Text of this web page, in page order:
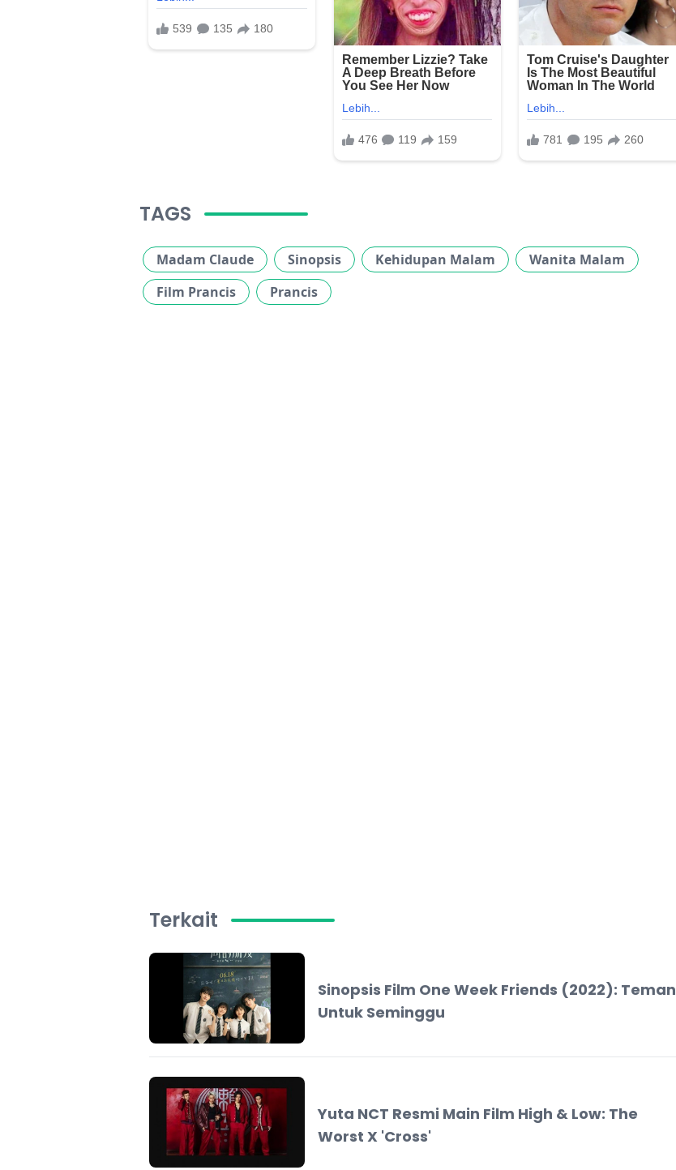
TAGS
Madam Claude Sinopsis Kehidupan Malam
Wanita Malam
Film Prancis
Prancis
Terkait
Sinopsis Film One Week Friends (2022): Teman
Untuk Seminggu
Yuta NCT Resmi Main Film High & Low: The
Worst X 'Cross'